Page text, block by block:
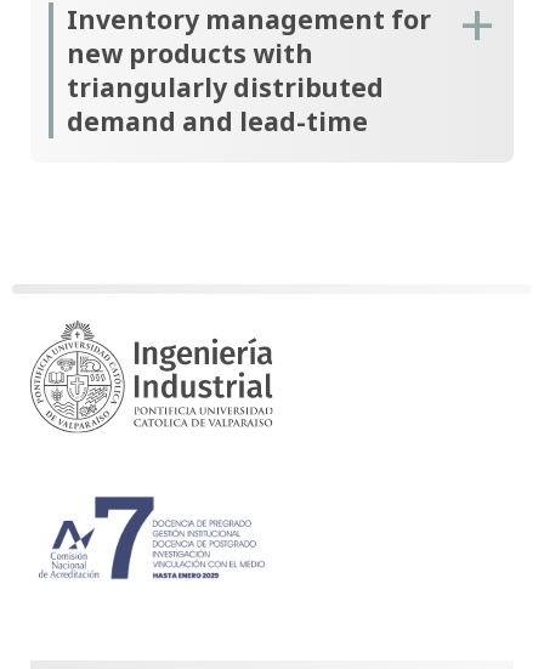
Inventory management for
new products with
triangularly distributed
demand and lead-time